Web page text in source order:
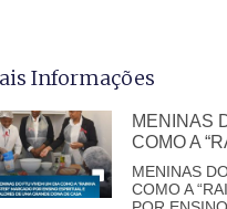
Informações
MENINAS
COMO A
MENINAS
COMO A